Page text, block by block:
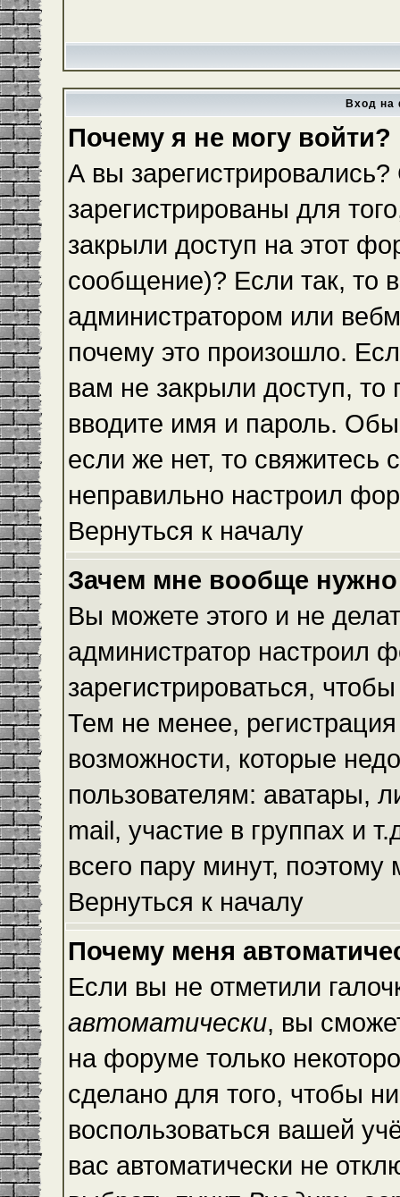
Вход на
Почему я не могу войти?
А вы
зарегистрированы для
закрыли доступ на этот
сообщение)? Если так, то
администратором или
почему это произошло.
вам не закрыли доступ,
вводите имя и пароль.
если же нет, то свяжитесь
неправильно настроил
Вернуться к началу
Зачем мне вообще нужно
Вы можете этого и не
администратор настроил
зарегистрироваться,
Тем не менее,
возможности, которые
пользователям: аватары,
mail, участие в группах и
всего пару минут,
Вернуться к началу
Почему меня
Если вы не отметили
автоматически, вы
на форуме только
сделано для того, чтобы
воспользоваться вашей
вас автоматически не